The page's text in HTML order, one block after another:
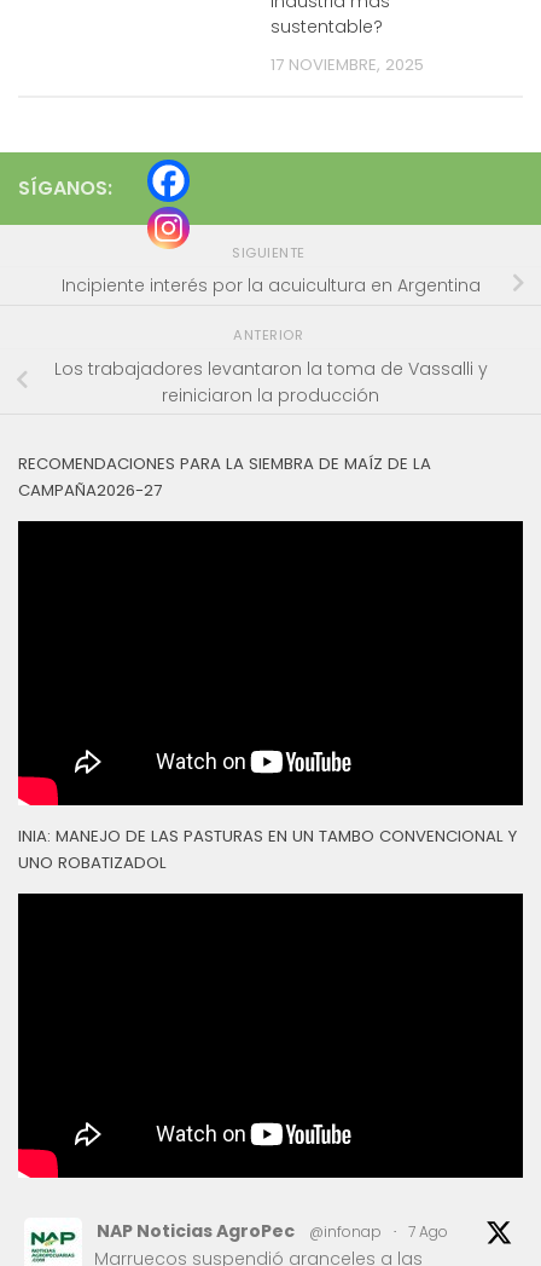
sustentable?
17 NOVIEMBRE, 2025
SÍGANOS:
SIGUIENTE
Incipiente interés por la acuicultura en Argentina
ANTERIOR
Los trabajadores levantaron la toma de Vassalli y
reiniciaron la producción
RECOMENDACIONES PARA LA SIEMBRA DE MAÍZ DE LA
CAMPAÑA2026-27
INIA: MANEJO DE LAS PASTURAS EN UN TAMBO CONVENCIONAL Y
UNO ROBATIZADOL
NAP Noticias AgroPec @infonap · 7 Ago
Marruecos suspendió aranceles a las